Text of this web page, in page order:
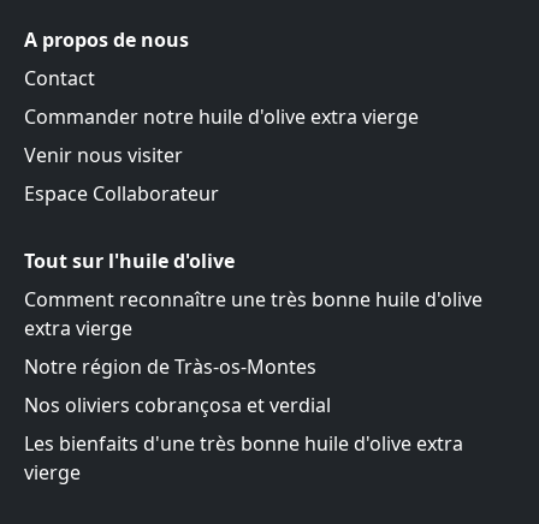
A propos de nous
Contact
Commander notre huile d'olive extra vierge
Venir nous visiter
Espace Collaborateur
Tout sur l'huile d'olive
Comment reconnaître une très bonne huile d'olive
extra vierge
Notre région de Tràs-os-Montes
Nos oliviers cobrançosa et verdial
Les bienfaits d'une très bonne huile d'olive extra
vierge